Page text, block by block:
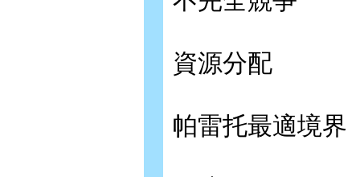
資源分配
帕雷托最適境界